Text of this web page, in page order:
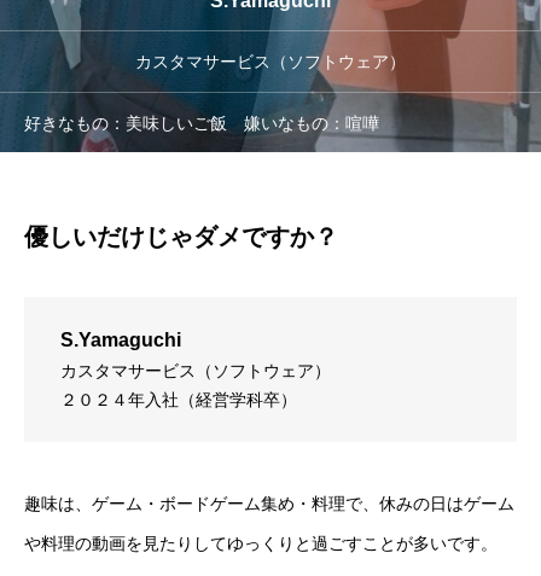
カスタマサービス（ソフトウェア）
好きなもの：美味しいご飯 嫌いなもの：喧嘩
優しいだけじゃダメですか？
S.Yamaguchi
カスタマサービス（ソフトウェア）
２０２４年入社（経営学科卒）
趣味は、ゲーム・ボードゲーム集め・料理で、休みの日はゲーム
や料理の動画を見たりしてゆっくりと過ごすことが多いです。